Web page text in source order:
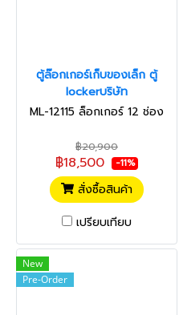
ตู้ล๊อกเกอร์เก็บของเล็ก ตู้
lockerบริษัท
ML-12115 ล็อกเกอร์ 12 ช่อง
฿20,900
฿18,500 -11%
สั่งซื้อสินค้า
เปรียบเทียบ
New
Pre-Order